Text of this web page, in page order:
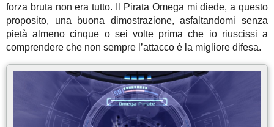
forza bruta non era tutto. Il Pirata Omega mi diede, a questo
proposito, una buona dimostrazione, asfaltandomi senza
pietà almeno cinque o sei volte prima che io riuscissi a
comprendere che non sempre l’attacco è la migliore difesa.